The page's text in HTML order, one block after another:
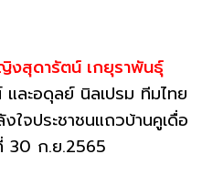
สุดารัตน์ เกยุราพันธุ์
ละอดุลย์ นิลเปรม ทีมไทย
ใจประชาชนแถวบ้านคูเดื่อ
30 ก.ย.2565